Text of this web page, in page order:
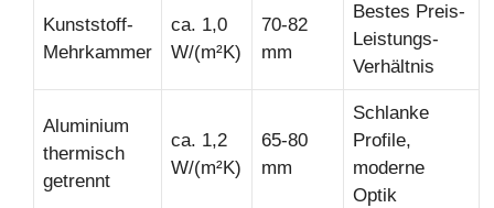
Kunststoff-
Mehrkammer
ca. 1,0
W/(m²K)
70-82
mm
Bestes Preis-
Leistungs-
Verhältnis
Aluminium
thermisch
getrennt
ca. 1,2
W/(m²K)
65-80
mm
Schlanke
Profile,
moderne
Optik